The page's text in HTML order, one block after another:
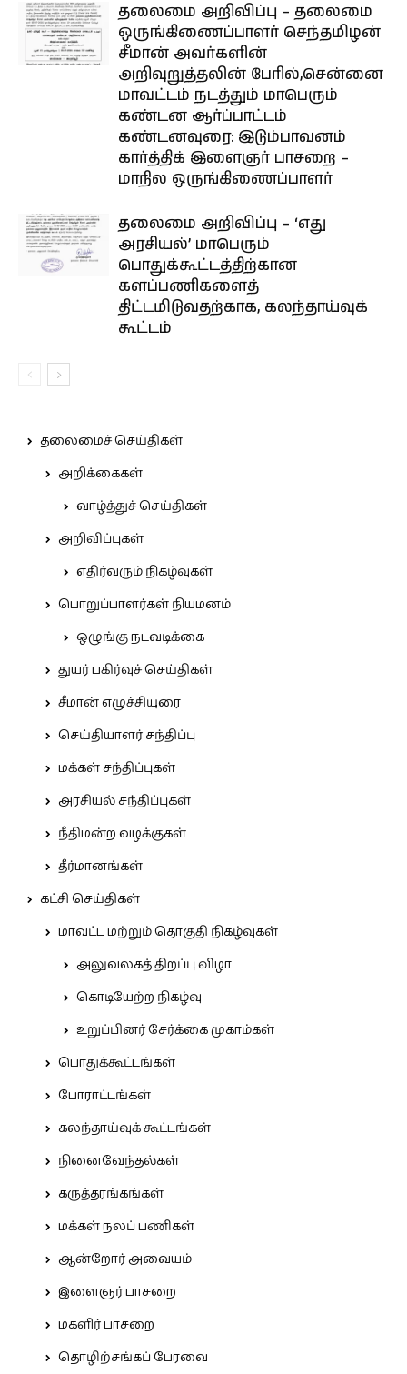
தலைமை அறிவிப்பு – தலைமை
ஒருங்கிணைப்பாளர் செந்தமிழன்
சீமான் அவர்களின்
அறிவுறுத்தலின் பேரில்,சென்னை
மாவட்டம் நடத்தும் மாபெரும்
கண்டன ஆர்ப்பாட்டம்
கண்டனவுரை: இடும்பாவனம்
கார்த்திக் இளைஞர் பாசறை –
மாநில ஒருங்கிணைப்பாளர்
தலைமை அறிவிப்பு – ‘எது
அரசியல்’ மாபெரும்
பொதுக்கூட்டத்திற்கான
களப்பணிகளைத்
திட்டமிடுவதற்காக, கலந்தாய்வுக்
கூட்டம்
தலைமைச் செய்திகள்
அறிக்கைகள்
வாழ்த்துச் செய்திகள்
அறிவிப்புகள்
எதிர்வரும் நிகழ்வுகள்
பொறுப்பாளர்கள் நியமனம்
ஒழுங்கு நடவடிக்கை
துயர் பகிர்வுச் செய்திகள்
சீமான் எழுச்சியுரை
செய்தியாளர் சந்திப்பு
மக்கள் சந்திப்புகள்
அரசியல் சந்திப்புகள்
நீதிமன்ற வழக்குகள்
தீர்மானங்கள்
கட்சி செய்திகள்
மாவட்ட மற்றும் தொகுதி நிகழ்வுகள்
அலுவலகத் திறப்பு விழா
கொடியேற்ற நிகழ்வு
உறுப்பினர் சேர்க்கை முகாம்கள்
பொதுக்கூட்டங்கள்
போராட்டங்கள்
கலந்தாய்வுக் கூட்டங்கள்
நினைவேந்தல்கள்
கருத்தரங்கங்கள்
மக்கள் நலப் பணிகள்
ஆன்றோர் அவையம்
இளைஞர் பாசறை
மகளிர் பாசறை
தொழிற்சங்கப் பேரவை